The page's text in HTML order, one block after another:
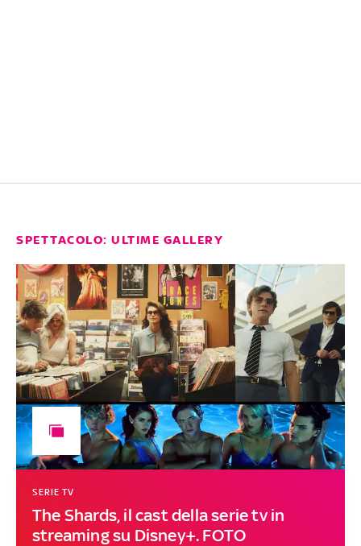
SPETTACOLO: ULTIME GALLERY
The Shards, il cast della serie tv in
streaming su Disney+. FOTO
SERIE TV